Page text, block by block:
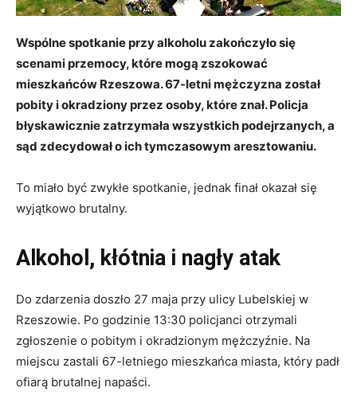
Wspólne spotkanie przy alkoholu zakończyło się
scenami przemocy, które mogą zszokować
mieszkańców Rzeszowa. 67-letni mężczyzna został
pobity i okradziony przez osoby, które znał. Policja
błyskawicznie zatrzymała wszystkich podejrzanych, a
sąd zdecydował o ich tymczasowym aresztowaniu.
To miało być zwykłe spotkanie, jednak finał okazał się
wyjątkowo brutalny.
Alkohol, kłótnia i nagły atak
Do zdarzenia doszło 27 maja przy ulicy Lubelskiej w
Rzeszowie. Po godzinie 13:30 policjanci otrzymali
zgłoszenie o pobitym i okradzionym mężczyźnie. Na
miejscu zastali 67-letniego mieszkańca miasta, który padł
ofiarą brutalnej napaści.